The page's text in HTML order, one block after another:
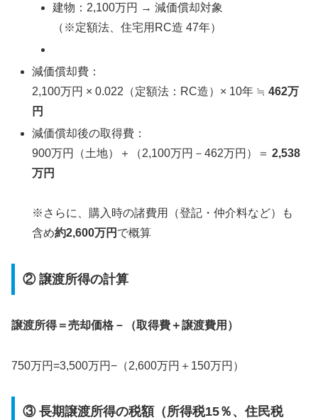
建物：2,100万円 → 減価償却対象
（※定額法、住宅用RC造 47年）
減価償却費：
2,100万円 × 0.022（定額法：RC造）× 10年 ≒462万
円
減価償却後の取得費：
900万円（土地）＋（2,100万円－462万円）＝2,538
万円
※さらに、購入時の諸費用（登記・仲介料など）も
含め約2,600万円 で概算
② 譲渡所得の計算
譲渡所得＝売却価格－（取得費＋譲渡費用）
750万円=3,500万円−（2,600万円＋150万円）
③ 長期譲渡所得の税額（所得税15％、住民税